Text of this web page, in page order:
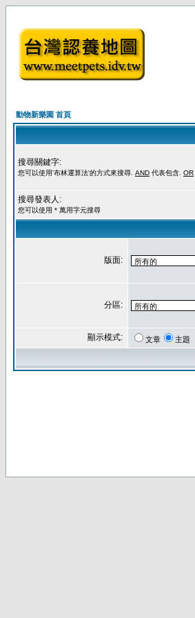
動物新樂園 首頁
搜尋關鍵字:
您可以使用'布林運算法'的方式來搜尋. AND 代表包含. OR
搜尋發表人:
您可以使用 * 萬用字元搜尋
版面:
分區:
顯示模式: 文章 主題